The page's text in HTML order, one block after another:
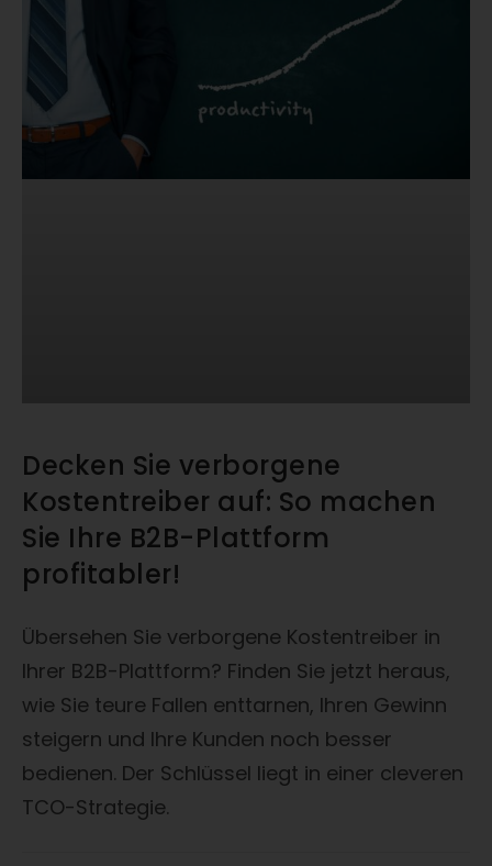
Decken Sie verborgene
Kostentreiber auf: So machen
Sie Ihre B2B-Plattform
profitabler!
Übersehen Sie verborgene Kostentreiber in
Ihrer B2B-Plattform? Finden Sie jetzt heraus,
wie Sie teure Fallen enttarnen, Ihren Gewinn
steigern und Ihre Kunden noch besser
bedienen. Der Schlüssel liegt in einer cleveren
TCO-Strategie.